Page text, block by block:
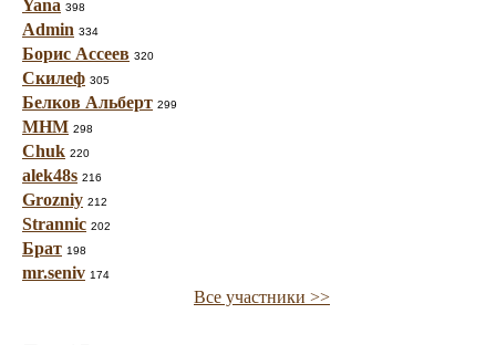
Yana 398
Admin 334
Борис Ассеев 320
Скилеф 305
Белков Альберт 299
МНМ 298
Chuk 220
alek48s 216
Grozniy 212
Strannic 202
Брат 198
mr.seniv 174
Все участники >>